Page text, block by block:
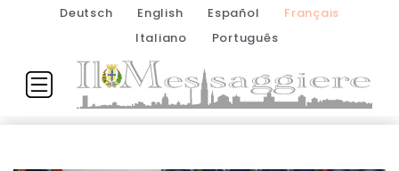
Deutsch English Español
Français
Italiano
Português